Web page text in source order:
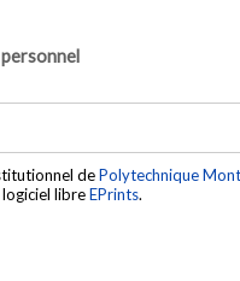
dePolytechnique
libreEPrints.